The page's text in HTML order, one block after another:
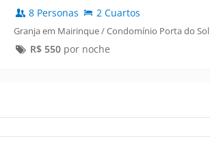
8 Personas 2 Cuartos
Granja em Mairinque / Condomínio Porta do Sol
R$ 550por noche